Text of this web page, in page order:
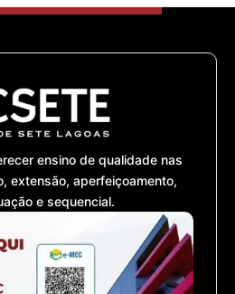
ensino de qualidade nas
extensão, aperfeiçoamento,
e sequencial.